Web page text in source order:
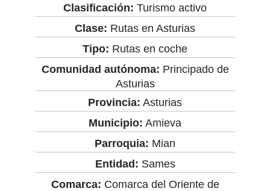
Clasificación: Turismo activo
Clase: Rutas en Asturias
Tipo: Rutas en coche
Comunidad autónoma: Principado de
Asturias
Provincia: Asturias
Municipio: Amieva
Parroquia: Mian
Entidad: Sames
Comarca: Comarca del Oriente de